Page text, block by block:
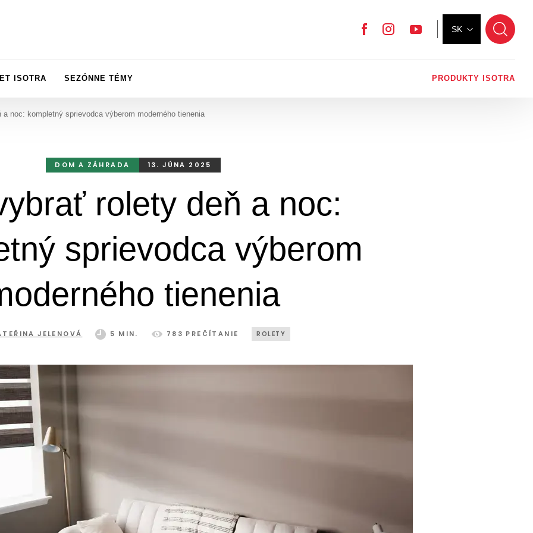
SK
YouTube
Instagram
Facebook
ISOTRA SEZÓNNE TÉMY PRODUKTY ISOTRA
noc: kompletný sprievodca výberom moderného tienenia
DOM A ZÁHRADA 13. JÚNA 2025
rolety deň a noc:
sprievodca výberom
tienenia
JELENOVÁ 5 MIN. 783 PREČÍTANIE ROLETY